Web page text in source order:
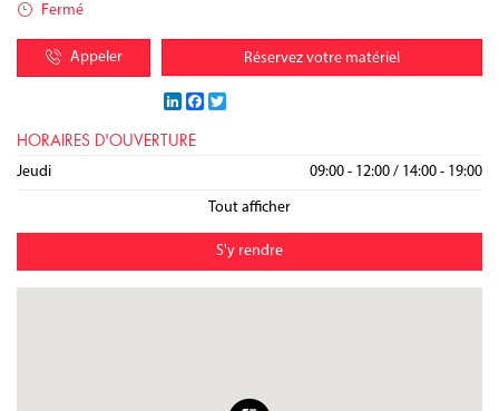
Fermé
Appeler Réservez votre matériel
LinkedInFacebook
HORAIRES D'OUVERTURE
Lundi 09:00 - 12:00 / 14:00 - 19:00
Mardi 09:00 - 12:00 / 14:00 - 19:00
Mercredi 09:00 - 12:00 / 14:00 - 19:00
Jeudi 09:00 - 12:00 / 14:00 - 19:00
Tout afficher
S'y rendre